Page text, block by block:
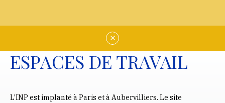
ESPACES DE TRAVAIL
L'INP est implanté à Paris et à Aubervilliers. Le site